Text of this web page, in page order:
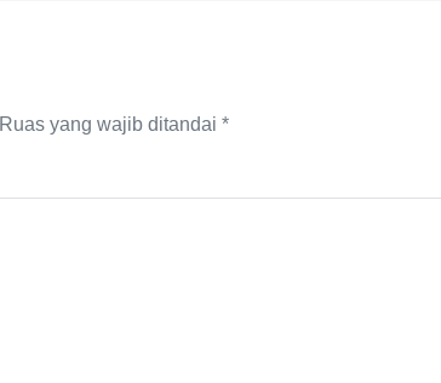
Ruas yang wajib ditandai *